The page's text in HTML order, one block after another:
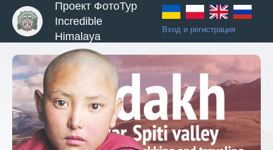
Проект ФотоТур
Incredible
Himalaya
Вход и регистрация